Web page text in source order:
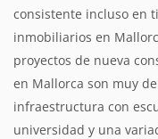
consistente incluso en
inmobiliarios en
proyectos de nueva
en Mallorca son muy
infraestructura con
universidad y una